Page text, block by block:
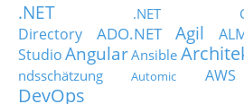
.NET .NET
Directory
ADO.NET Agil
StudioAngularAnsible
ndsschätzung
Automic AWS
DevOps